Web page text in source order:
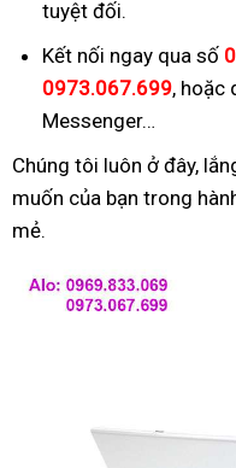
tuyệt đối.
Kết nối ngay qua số
0973.067.699, hoặc
Messenger…
Chúng tôi luôn ở đây,
muốn của bạn trong
mẻ.